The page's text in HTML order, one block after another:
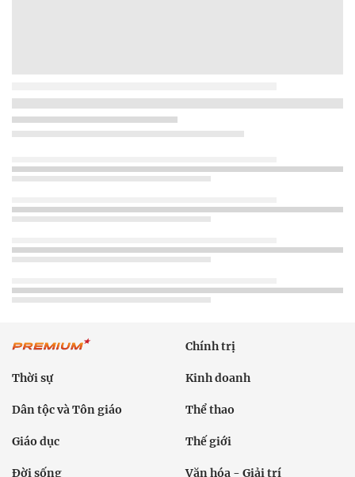
Chính trị
Thời sự Kinh doanh
Dân tộc và Tôn giáo Thể thao
Giáo dục Thế giới
Đời sống Văn hóa - Giải trí